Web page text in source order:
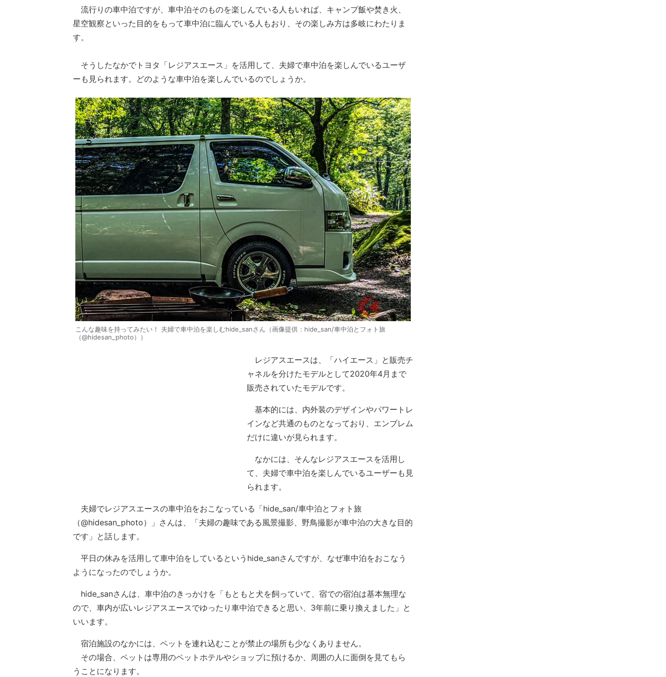
流行りの車中泊ですが、車中泊そのものを楽しんでいる人もいれば、キャンプ飯や焚き火、
星空観察といった目的をもって車中泊に臨んでいる人もおり、その楽しみ方は多岐にわたりま
す。
そうしたなかでトヨタ「レジアスエース」を活用して、夫婦で車中泊を楽しんでいるユーザ
ーも見られます。どのような車中泊を楽しんでいるのでしょうか。
こんな趣味を持ってみたい！ 夫婦で車中泊を楽しむhide_sanさん（画像提供：hide_san/車中泊とフォト旅
（@hidesan_photo））
レジアスエースは、「ハイエース」と販売チ
ャネルを分けたモデルとして2020年4月まで
販売されていたモデルです。
基本的には、内外装のデザインやパワートレ
インなど共通のものとなっており、エンブレム
だけに違いが見られます。
なかには、そんなレジアスエースを活用し
て、夫婦で車中泊を楽しんでいるユーザーも見
られます。
夫婦でレジアスエースの車中泊をおこなっている「hide_san/車中泊とフォト旅
（@hidesan_photo）」さんは、「夫婦の趣味である風景撮影、野鳥撮影が車中泊の大きな目的
です」と話します。
平日の休みを活用して車中泊をしているというhide_sanさんですが、なぜ車中泊をおこなう
ようになったのでしょうか。
hide_sanさんは、車中泊のきっかけを「もともと犬を飼っていて、宿での宿泊は基本無理な
ので、車内が広いレジアスエースでゆったり車中泊できると思い、3年前に乗り換えました」と
いいます。
宿泊施設のなかには、ペットを連れ込むことが禁止の場所も少なくありません。
その場合、ペットは専用のペットホテルやショップに預けるか、周囲の人に面倒を見てもら
うことになります。